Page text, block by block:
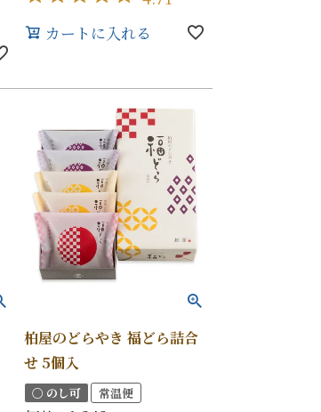
カートに入れる
柏屋のどらやき 福どら詰合
せ 5個入
〇 のし可 常温便